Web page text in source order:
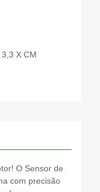
X CM
O Sensor de
com precisão